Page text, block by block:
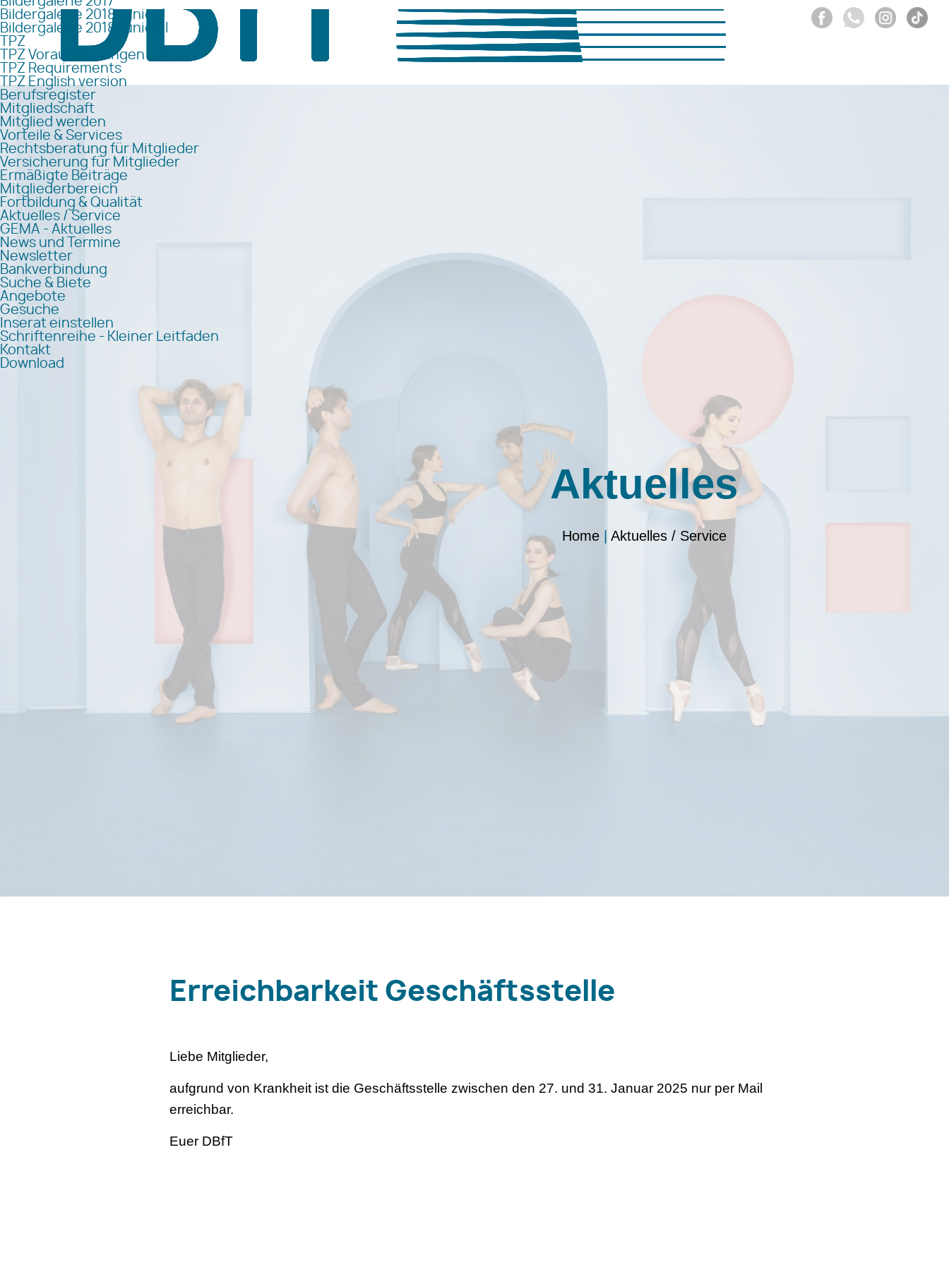
Bildergalerie 2018 Junior I
Bildergalerie 2018 Junior II
TPZ
TPZ Voraussetzungen
TPZ Requirements
TPZ English version
Berufsregister
Mitgliedschaft
Mitglied werden
Vorteile & Services
Rechtsberatung für Mitglieder
Versicherung für Mitglieder
Ermäßigte Beiträge
Mitgliederbereich
Fortbildung & Qualität
Aktuelles / Service
GEMA - Aktuelles
News und Termine
Newsletter
Bankverbindung
Suche & Biete
Angebote
Gesuche
Inserat einstellen
Schriftenreihe - Kleiner Leitfaden
Kontakt
Download
Aktuelles
Home| Aktuelles / Service
Erreichbarkeit Geschäftsstelle
Liebe Mitglieder,
aufgrund von Krankheit ist die Geschäftsstelle zwischen den 27. und 31. Januar 2025 nur per Mail
erreichbar.
Euer DBfT